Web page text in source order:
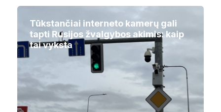
Tūkstančiai interneto kamerų gali
tapti Rusijos žvalgybos akimis: kaip
tai vyksta